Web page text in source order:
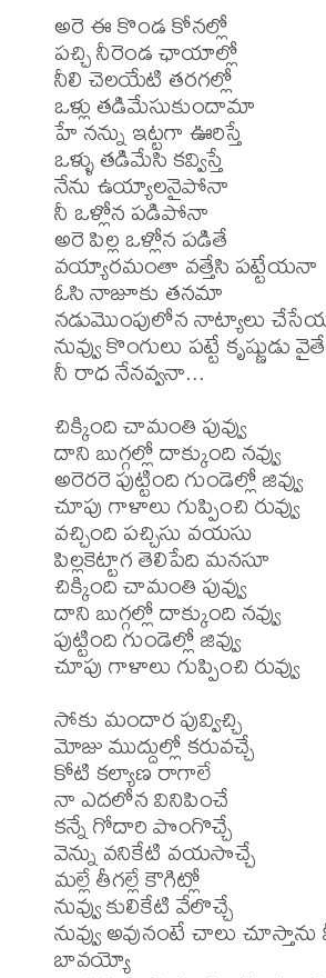
అరె ఈ కొండ కోనల్లో
పచ్చి నీరెండ ఛాయాల్లో
నీలి చెలయేటి తరగల్లో
ఒళ్లు తడిమేసుకుందామా
హే నన్ను ఇట్టగా ఊరిస్తే
ఒళ్ళు తడిమేసి కవ్విస్తే
నేను ఉయ్యాలనైపోనా
నీ ఒళ్లోన పడిపోనా
అరె పిల్ల ఒళ్లోన పడితే
వయ్యారమంతా వత్తేసి పట్టేయనా
ఓసి నాజూకు తనమా
నడుమొంపులోన నాట్యాలు
నువ్వు కొంగులు పట్టే కృష్ణుడు వైతే
నీ రాధ నేనవ్వనా...
చిక్కింది చామంతి పువ్వు
దాని బుగ్గల్లో దాక్కుంది నవ్వు
అరెరరె పుట్టింది గుండెల్లో జివ్వు
చూపు గాళాలు గుప్పించి రువ్వు
వచ్చింది పచ్చిసు వయసు
పిల్లకెట్టాగ తెలిపేది మనసూ
చిక్కింది చామంతి పువ్వు
దాని బుగ్గల్లో దాక్కుంది నవ్వు
పుట్టింది గుండెల్లో జివ్వు
చూపు గాళాలు గుప్పించి రువ్వు
సోకు మందార పువ్విచ్చి
మోజు ముద్దుల్లో కరువచ్చే
కోటి కల్యాణ రాగాలే
నా ఎదలోన వినిపించే
కన్నే గోదారి పొంగొచ్చే
వెన్ను వనికేటి వయసొచ్చే
మల్లే తీగల్లే కౌగిట్లో
నువ్వు కులికేటి వేలొచ్చే
నువ్వు అవునంటే చాలు
బావయ్యో